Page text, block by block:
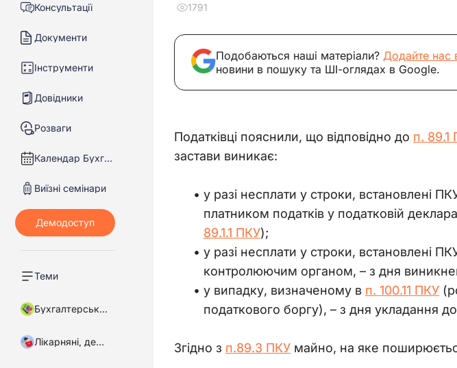
Консультації
Документи
Інструменти
Довідники
Розваги
Календар Бухгалтера
Виїзні семінари
Теми
Бухгалтерський облік
Лікарняні, декретні
1791
Подобаються наші матеріали? Додайте нас
новини в пошуку та ШІ-оглядах в Google.
Податківці пояснили, що відповідно до п. 89.1
застави виникає:
у разі несплати у строки, встановлені
платником податків у податковій
89.1.1 ПКУ);
у разі несплати у строки, встановлені
контролюючим органом, – з дня
у випадку, визначеному в п. 100.11 ПКУ
податкового боргу), – з дня укладання
Згідно з п.89.3 ПКУ майно, на яке